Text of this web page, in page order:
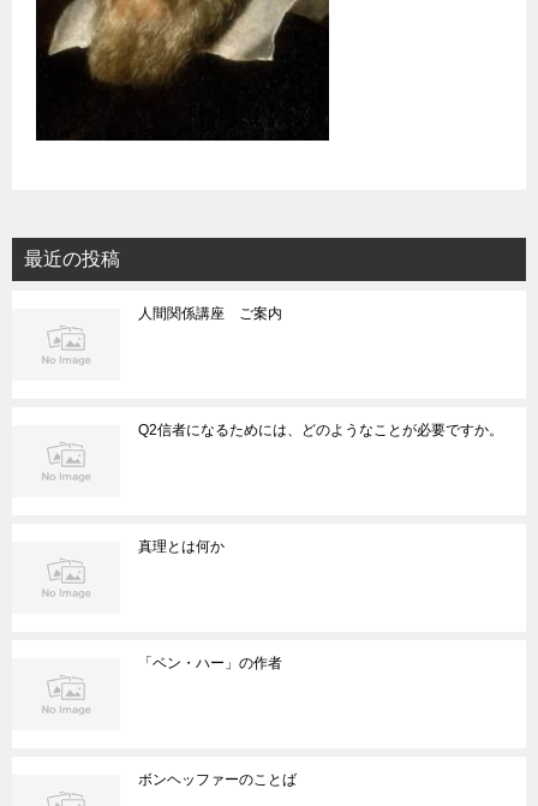
最近の投稿
人間関係講座 ご案内
Q2信者になるためには、どのようなことが必要ですか。
真理とは何か
「ベン・ハー」の作者
ボンヘッファーのことば